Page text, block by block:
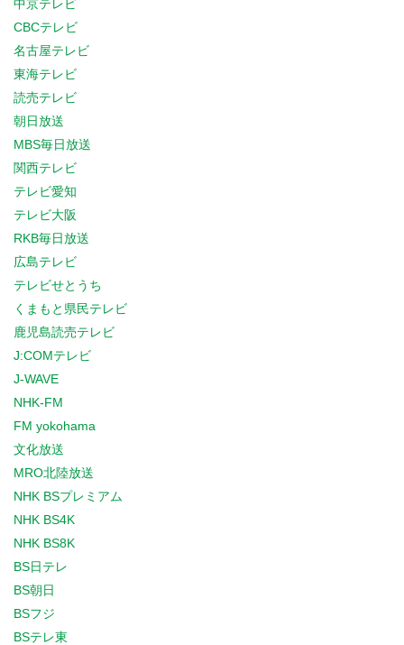
中京テレビ
CBCテレビ
名古屋テレビ
東海テレビ
読売テレビ
朝日放送
MBS毎日放送
関西テレビ
テレビ愛知
テレビ大阪
RKB毎日放送
広島テレビ
テレビせとうち
くまもと県民テレビ
鹿児島読売テレビ
J:COMテレビ
J-WAVE
NHK-FM
FM yokohama
文化放送
MRO北陸放送
NHK BSプレミアム
NHK BS4K
NHK BS8K
BS日テレ
BS朝日
BSフジ
BSテレ東